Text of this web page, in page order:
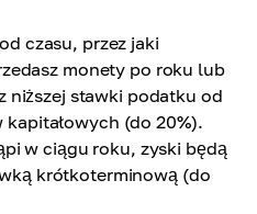
czasu, przez jaki
monety po roku lub
niższej stawki podatku od
(do 20%).
w ciągu roku, zyski będą
krótkoterminową (do